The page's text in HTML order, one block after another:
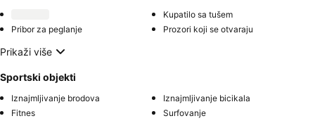
Kupatilo sa tušem
Pribor za peglanje
Prozori koji se otvaraju
Prikaži više
Sportski objekti
Iznajmljivanje brodova
Iznajmljivanje bicikala
Fitnes
Surfovanje